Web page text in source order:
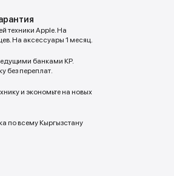
техники Apple. На
На аксессуары 1 месяц.
банками КР.
без переплат.
и экономьте на новых
по всему Кыргызстану